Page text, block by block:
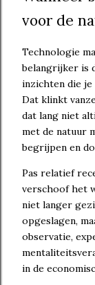
voor de
Technologie
belangrijker is
inzichten die je
Dat klinkt
dat lang niet
met de natuur
begrijpen en
Pas relatief
verschoof het
niet langer
opgeslagen,
observatie,
in de